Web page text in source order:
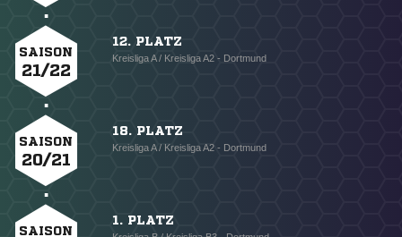
SAISON
21/22
12. PLATZ
Kreisliga A / Kreisliga A2 - Dortmund
SAISON
20/21
18. PLATZ
Kreisliga A / Kreisliga A2 - Dortmund
SAISON
1. PLATZ